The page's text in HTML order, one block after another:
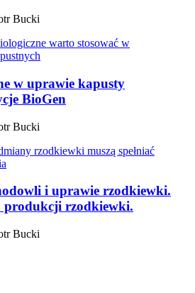
Bucki
w uprawie kapusty
BioGen
Bucki
i uprawie rzodkiewki.
produkcji rzodkiewki.
Bucki